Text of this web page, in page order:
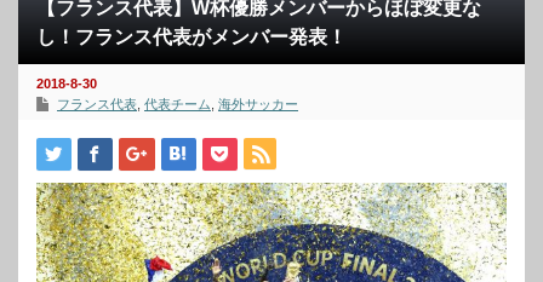
【フランス代表】W杯優勝メンバーからほぼ変更な
し！フランス代表がメンバー発表！
2018-8-30
フランス代表 代表チーム 海外サッカー